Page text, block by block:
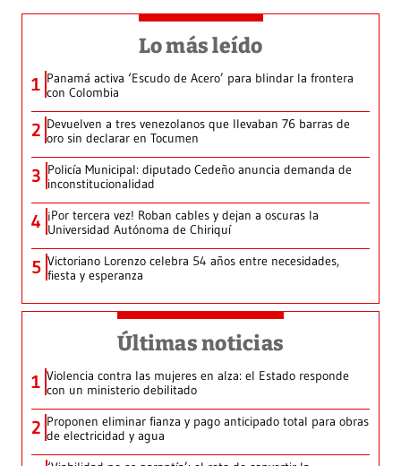
Lo más leído
1 Panamá activa ‘Escudo de Acero’ para blindar la frontera
con Colombia
2 Devuelven a tres venezolanos que llevaban 76 barras de
oro sin declarar en Tocumen
3 Policía Municipal: diputado Cedeño anuncia demanda de
inconstitucionalidad
4 ¡Por tercera vez! Roban cables y dejan a oscuras la
Universidad Autónoma de Chiriquí
5 Victoriano Lorenzo celebra 54 años entre necesidades,
fiesta y esperanza
Últimas noticias
1 Violencia contra las mujeres en alza: el Estado responde
con un ministerio debilitado
2 Proponen eliminar fianza y pago anticipado total para obras
de electricidad y agua